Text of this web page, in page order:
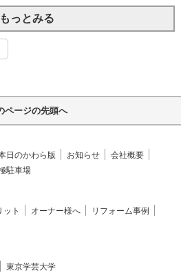
もっとみる
ページの先頭へ
日のかわら版 お知らせ
会社概要
駐車場
ット オーナー様へ
リフォーム事例
東京学芸大学